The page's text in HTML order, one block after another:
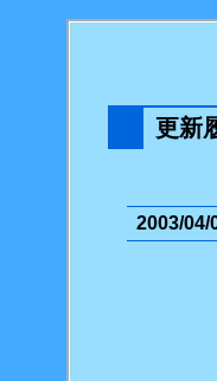
更新
2003/04/